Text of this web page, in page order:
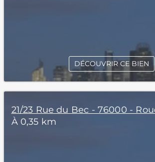
DÉCOUVRIR CE BIEN
21/23 Rue du Bec - 76000 -
À 0,35 km